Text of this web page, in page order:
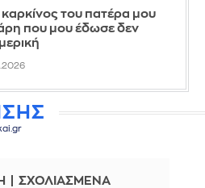
του πατέρα μου
που μου έδωσε δεν
ΣΧΟΛΙΑΣΜΕΝΑ